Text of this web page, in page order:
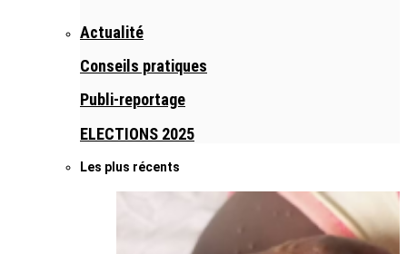
Actualité
Conseils pratiques
Publi-reportage
ELECTIONS 2025
Les plus récents